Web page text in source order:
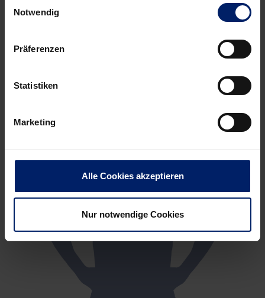
Notwendig
Präferenzen
Statistiken
Marketing
Alle Cookies akzeptieren
Nur notwendige Cookies